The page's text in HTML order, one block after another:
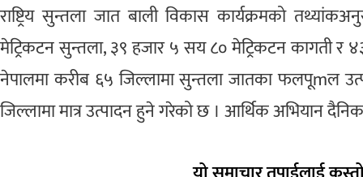
राष्ट्रिय सुन्तला जात बाली विकास कार्यक्रमको
मेट्रिकटन सुन्तला, ३९ हजार ५ सय ८० मेट्रिकटन कागती र
नेपालमा करीब ६५ जिल्लामा सुन्तला जातका फलपूmल
जिल्लामा मात्र उत्पादन हुने गरेको छ । आर्थिक अभियान